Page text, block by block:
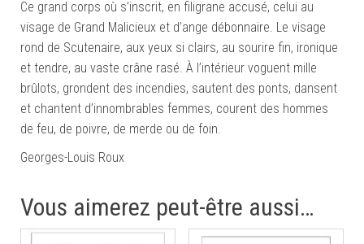
Ce grand corps où s’inscrit, en filigrane accusé, celui au
visage de Grand Malicieux et d’ange débonnaire. Le visage
rond de Scutenaire, aux yeux si clairs, au sourire fin, ironique
et tendre, au vaste crâne rasé. À l’intérieur voguent mille
brûlots, grondent des incendies, sautent des ponts, dansent
et chantent d’innombrables femmes, courent des hommes
de feu, de poivre, de merde ou de foin.
Georges-Louis Roux
Vous aimerez peut-être aussi…